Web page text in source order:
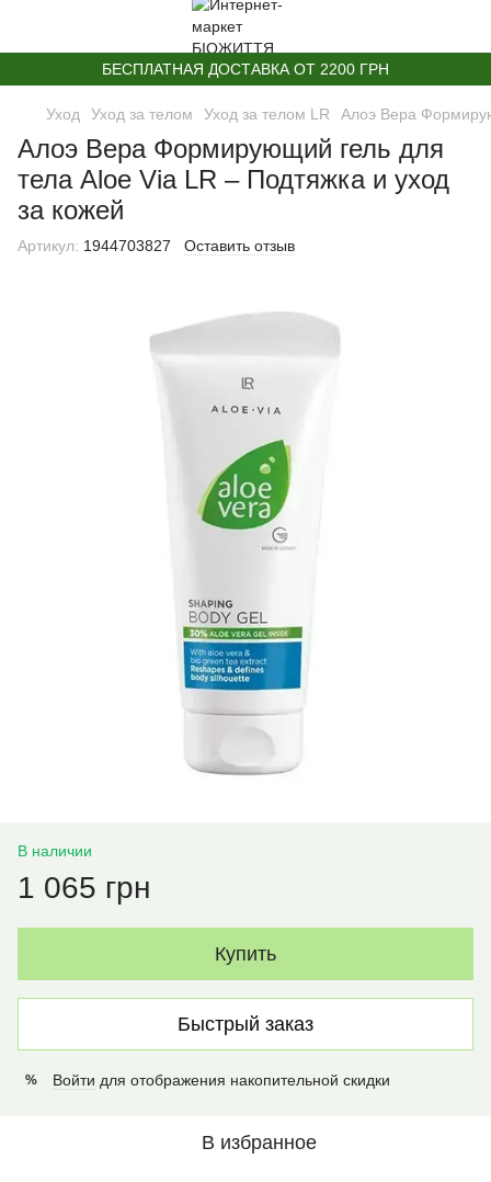
БЕСПЛАТНАЯ ДОСТАВКА ОТ 2200 ГРН
Уход Уход за телом Уход за телом LR Алоэ Вера
Алоэ Вера Формирующий гель для
тела Aloe Via LR – Подтяжка и уход
за кожей
Артикул: 1944703827 Оставить отзыв
В наличии
1 065 грн
Купить
Быстрый заказ
% Войти для отображения накопительной скидки
В избранное